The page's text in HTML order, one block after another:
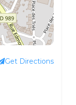
Get Directions